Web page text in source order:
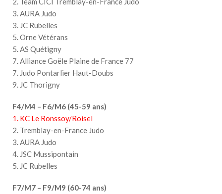
3. AURA Judo
3. JC Rubelles
5. Orne Vétérans
5. AS Quétigny
7. Alliance Goële Plaine de France 77
7. Judo Pontarlier Haut-Doubs
9. JC Thorigny
F4/M4 – F6/M6 (45-59 ans)
1. KC Le Ronssoy/Roisel
2. Tremblay-en-France Judo
3. AURA Judo
4. JSC Mussipontain
5. JC Rubelles
F7/M7 – F9/M9 (60-74 ans)